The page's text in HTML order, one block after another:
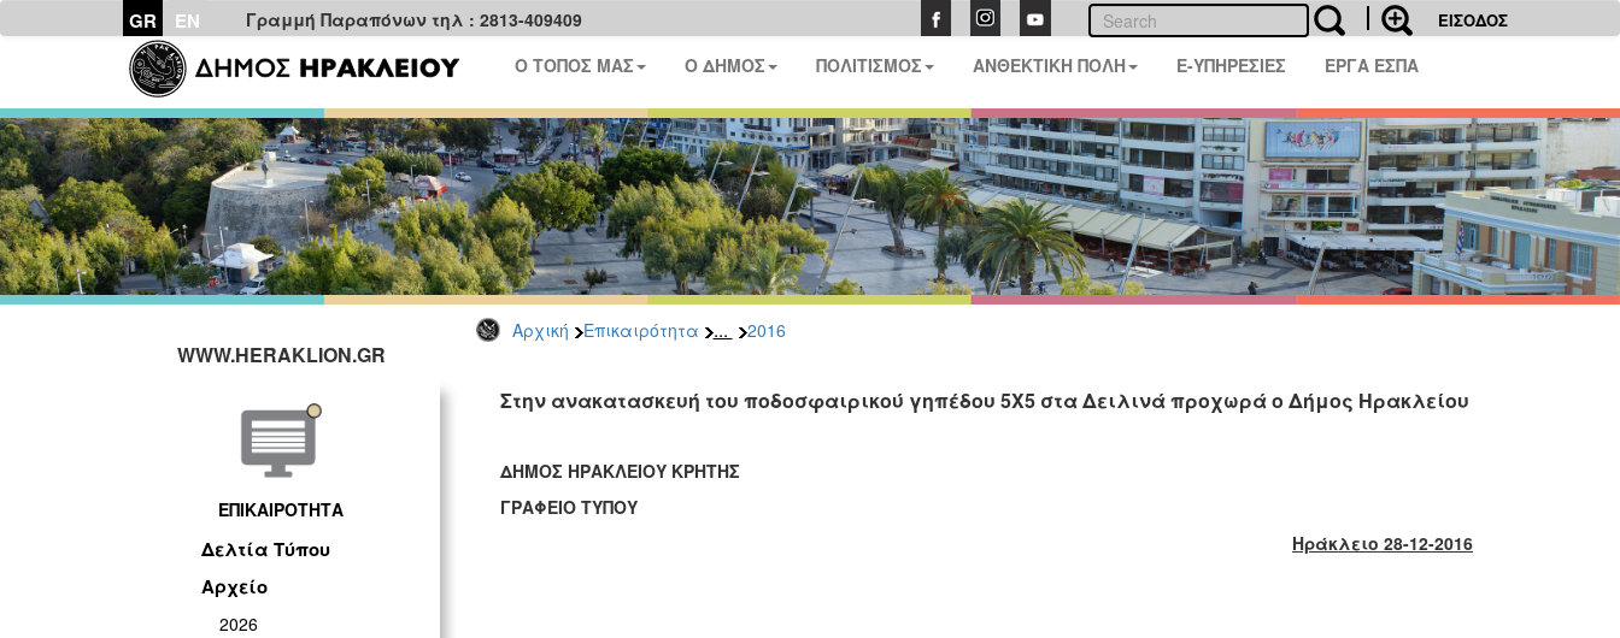
GR EN Γραμμή Παραπόνων τηλ : 2813-409409 ΕΙΣΟΔΟΣ
Ο ΤΟΠΟΣ ΜΑΣ Ο ΔΗΜΟΣ ΠΟΛΙΤΙΣΜΟΣ ΑΝΘΕΚΤΙΚΗ ΠΟΛΗ E-ΥΠΗΡΕΣΙΕΣ ΕΡΓΑ ΕΣΠΑ
Αρχική Επικαιρότητα ... 2016
WWW.HERAKLION.GR
ΕΠΙΚΑΙΡΟΤΗΤΑ
Δελτία Τύπου
Αρχείο
2026
Στην ανακατασκευή του ποδοσφαιρικού γηπέδου 5Χ5 στα Δειλινά προχωρά ο Δήμος Ηρακλείου
ΔΗΜΟΣ ΗΡΑΚΛΕΙΟΥ ΚΡΗΤΗΣ
ΓΡΑΦΕΙΟ ΤΥΠΟΥ
Ηράκλειο 28-12-2016